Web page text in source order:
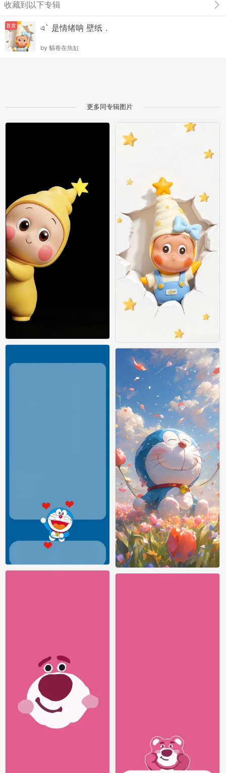
收藏到以下专辑
首发 এ` 是情绪呐 壁纸．
by 貓卷在魚缸
更多同专辑图片
0